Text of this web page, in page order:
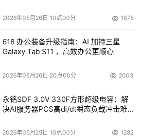
2026年05月26日 10点00分 1678
618 办公装备升级指南：AI 加持三星
Galaxy Tab S11 ，高效办公更顺心
2026年05月26日 20点00分 2003
永铭SDF 3.0V 330F方形超级电容：解
决AI服务器PCS高di/dt瞬态负载冲击难
2026年05月25日 10点00分 1282